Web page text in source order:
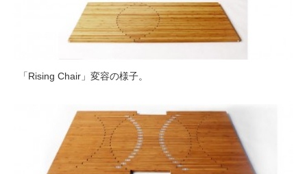
「Rising Chair」変容の様子。